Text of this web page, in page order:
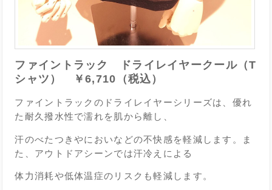
ファイントラック ドライレイヤークール（T
シャツ） ￥6,710（税込）
ファイントラックのドライレイヤーシリーズは、優れ
た耐久撥水性で濡れを肌から離し、
汗のべたつきやにおいなどの不快感を軽減します。ま
た、アウトドアシーンでは汗冷えによる
体力消耗や低体温症のリスクも軽減します。